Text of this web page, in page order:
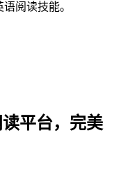
阅读技能。
平台，完美